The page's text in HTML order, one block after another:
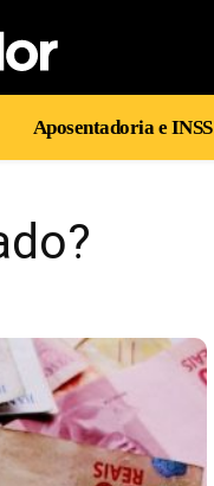
Aposentadoria e INSS